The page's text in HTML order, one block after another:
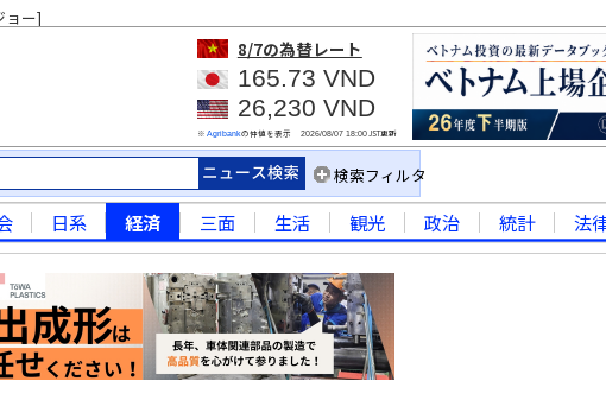
ョー]
8/7の為替レート
165.73 VND
26,230 VND
※ Agribankの仲値を表示 2026/08/07 18:00JST更新
検索フィルタ
日系 経済 三面 生活 観光 政治 統計 法